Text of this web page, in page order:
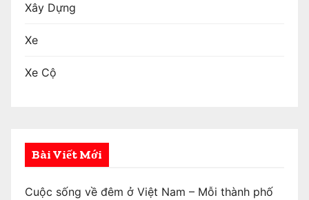
Xây Dựng
Xe
Xe Cộ
Bài Viết Mới
Cuộc sống về đêm ở Việt Nam – Mỗi thành phố